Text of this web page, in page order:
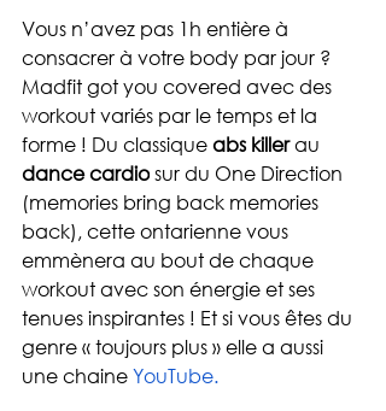
Vous n’avez pas 1h entière à
consacrer à votre body par jour ?
Madfit got you covered avec des
workout variés par le temps et la
forme ! Du classique abs killer au
dance cardio sur du One Direction
(memories bring back memories
back), cette ontarienne vous
emmènera au bout de chaque
workout avec son énergie et ses
tenues inspirantes ! Et si vous êtes du
genre « toujours plus » elle a aussi
une chaineYouTube.